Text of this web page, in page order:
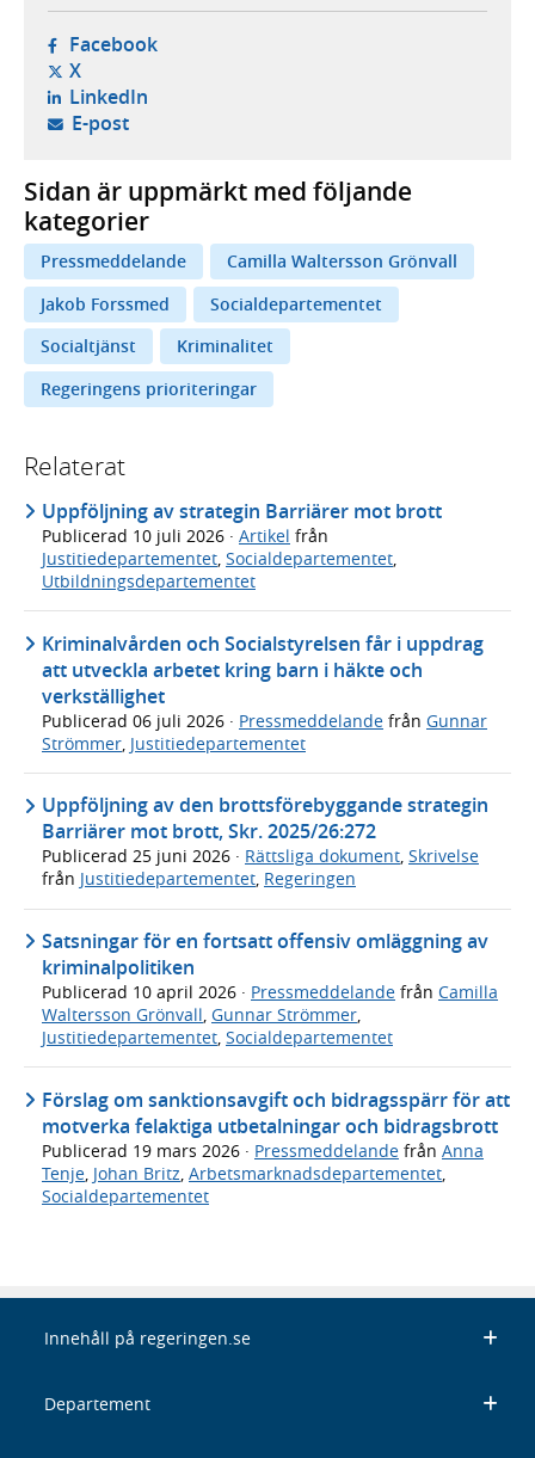
Facebook- öppnas i ny flik, extern webbplats,
X- öppnas i ny flik, extern webbplats,
LinkedIn- öppnas i ny flik, extern webbplats,
E-post- öppnar din e-postklient,
Sidan är uppmärkt med följande
kategorier
Pressmeddelande
Camilla Waltersson Grönvall
Jakob Forssmed
Socialdepartementet
Socialtjänst
Kriminalitet
Regeringens prioriteringar
Relaterat
Uppföljning av strategin Barriärer mot brott
Publicerad 10 juli 2026 · Artikel från
Justitiedepartementet, Socialdepartementet,
Utbildningsdepartementet
Kriminalvården och Socialstyrelsen får i uppdrag
att utveckla arbetet kring barn i häkte och
verkställighet
Publicerad 06 juli 2026 · Pressmeddelande från Gunnar
Strömmer Justitiedepartementet
Uppföljning av den brottsförebyggande strategin
Barriärer mot brott, Skr. 2025/26:272
Publicerad 25 juni 2026 · Rättsliga dokument, Skrivelse
från Justitiedepartementet, Regeringen
Satsningar för en fortsatt offensiv omläggning av
kriminalpolitiken
Publicerad 10 april 2026 · Pressmeddelande från Camilla
Waltersson Grönvall, Gunnar Strömmer,
Justitiedepartementet, Socialdepartementet
Förslag om sanktionsavgift och bidragsspärr för att
motverka felaktiga utbetalningar och bidragsbrott
Publicerad 19 mars 2026 · Pressmeddelande från Anna
Tenje Johan Britz Arbetsmarknadsdepartementet
Socialdepartementet
Innehåll på regeringen.se
Departement